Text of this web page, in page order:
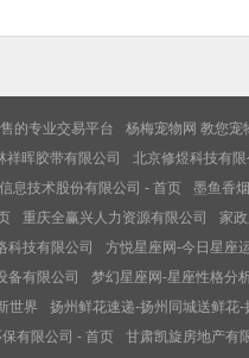
的专业交易平台
杨梅宠物网 教您宠
祥晖胶带有限公司
北京修煜科技有
息技术股份有限公司 - 首页
墨鱼香
重庆全赢兴人力资源有限公司
家
科技有限公司
方悦星座网-今日星座
备有限公司
梦幻星座网-星座性格分
世界
扬州鲜花速递-扬州同城送鲜花
有限公司 - 首页 甘肃凯旋房地产有